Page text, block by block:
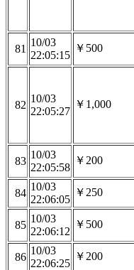
81
10/03
22:05:15
￥500
82
10/03
22:05:27
￥1,000
83
10/03
22:05:58
￥200
84
10/03
22:06:05
￥250
85
10/03
22:06:12
￥500
86
10/03
22:06:25
￥200